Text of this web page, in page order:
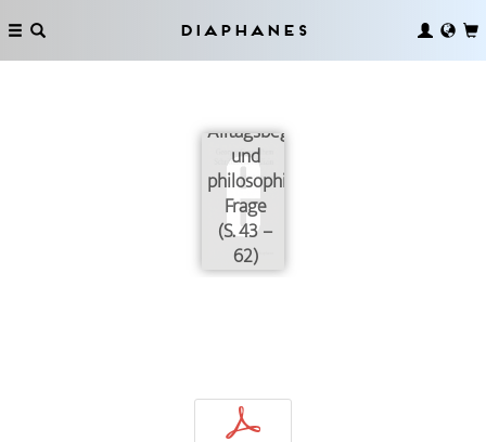
Diaphanes
Alltagsbegriff
und
philosophische
Frage
(S. 43 –
62)
p